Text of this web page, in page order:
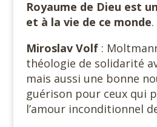
Royaume de Dieu est
et à la vie de ce monde.
Miroslav Volf :
théologie de solidarité
mais aussi une bonne
guérison pour ceux qui
l’amour inconditionnel